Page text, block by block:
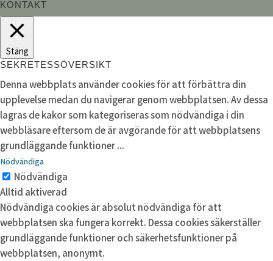
KONTAKT
Stäng
SEKRETESSÖVERSIKT
Denna webbplats använder cookies för att förbättra din
upplevelse medan du navigerar genom webbplatsen. Av dessa
lagras de kakor som kategoriseras som nödvändiga i din
webbläsare eftersom de är avgörande för att webbplatsens
grundläggande funktioner...
Nödvändiga
Nödvändiga
Alltid aktiverad
Nödvändiga cookies är absolut nödvändiga för att
webbplatsen ska fungera korrekt. Dessa cookies säkerställer
grundläggande funktioner och säkerhetsfunktioner på
webbplatsen, anonymt.